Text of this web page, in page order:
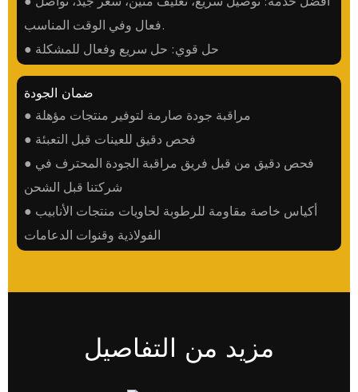
فعال وفي الوقت المناسب.
● حل قوي: حل سريع وفعال للمشكلة
ضمان الجودة
● مراقبة جودة صارمة لتوفير منتجات مؤهلة
● فحص دقيق للعينات قبل التعبئة
● فحص دقيق من قبل فريق مراقبة الجودة المحترف في
شركتنا قبل الشحن
● أكياس خاصة مقاومة للرطوبة لحاويات منتجات الأنابيب
الفولاذية وقنوات الدعامات
مزيد من التفاصيل